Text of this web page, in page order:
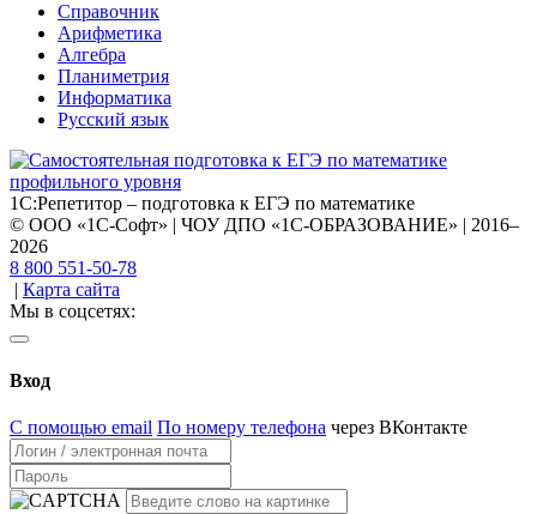
Справочник
Арифметика
Алгебра
Планиметрия
Информатика
Русский язык
1С:Репетитор – подготовка к ЕГЭ по математике
© ООО «1С-Софт» | ЧОУ ДПО «1С-ОБРАЗОВАНИЕ» | 2016–
2026
8 800 551-50-78
Карта сайта
Мы в соцсетях:
Вход
С помощью email По номеру телефона через ВКонтакте